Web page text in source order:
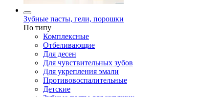
Зубные пасты, гели, порошки
По типу
Комплексные
Отбеливающие
Для десен
Для чувствительных зубов
Для укрепления эмали
Противовоспалительные
Детские